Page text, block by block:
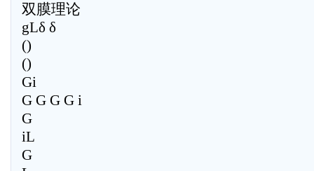
双膜理论
gLδ δ
()
()
Gi
G G G G i
G
iL
G